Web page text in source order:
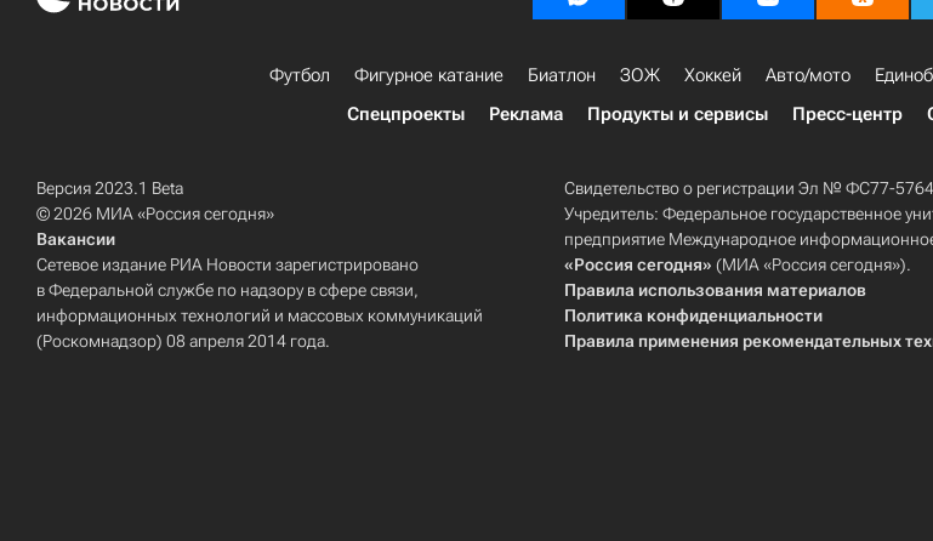
Футбол Фигурное катание Биатлон ЗОЖ Хоккей Авто/мото
Спецпроекты
Реклама Продукты и сервисы Пресс-центр
Версия 2023.1 Beta
© 2026 МИА «Россия сегодня»
Вакансии
Сетевое издание РИА Новости зарегистрировано
в Федеральной службе по надзору в сфере связи,
информационных технологий и массовых коммуникаций
(Роскомнадзор) 08 апреля 2014 года.
Свидетельство о регистрации Эл № ФС77-
Учредитель: Федеральное государственное
предприятие Международное информационное
«Россия сегодня» (МИА «Россия сегодня»).
Правила использования материалов
Политика конфиденциальности
Правила применения рекомендательных